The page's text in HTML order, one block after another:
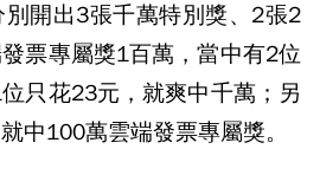
開出3張千萬特別獎、2張2
票專屬獎1百萬，當中有2位
只花23元，就爽中千萬；另
中100萬雲端發票專屬獎。